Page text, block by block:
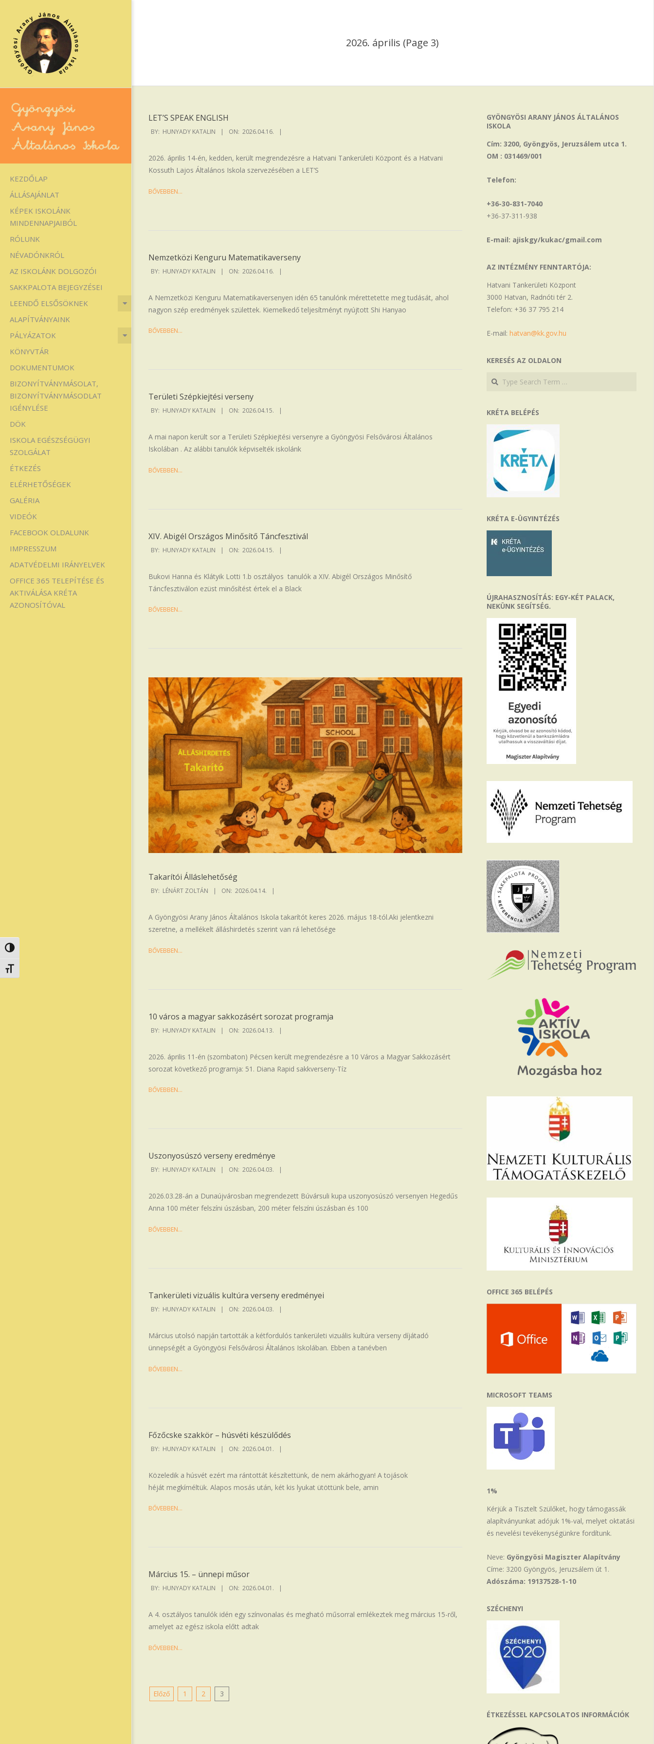
Nagy kontraszt váltása
Betűméret váltása
content
Gyöngyösi
Arany
János
Általános
Iskola
Primary
Navigation
Menu
KEZDŐLAP
ÁLLÁSAJÁNLAT
KÉPEK ISKOLÁNK
MINDENNAPJAIBÓL
RÓLUNK
NÉVADÓNKRÓL
AZ ISKOLÁNK DOLGOZÓI
SAKKPALOTA BEJEGYZÉSEI
LEENDŐ ELSŐSÖKNEK
ALAPÍTVÁNYAINK
PÁLYÁZATOK
KÖNYVTÁR
DOKUMENTUMOK
BIZONYÍTVÁNYMÁSOLAT,
BIZONYÍTVÁNYMÁSODLAT
IGÉNYLÉSE
DÖK
ISKOLA EGÉSZSÉGÜGYI
SZOLGÁLAT
ÉTKEZÉS
ELÉRHETŐSÉGEK
GALÉRIA
VIDEÓK
FACEBOOK OLDALUNK
IMPRESSZUM
ADATVÉDELMI IRÁNYELVEK
OFFICE 365 TELEPÍTÉSE ÉS
AKTIVÁLÁSA KRÉTA
AZONOSÍTÓVAL
2026. április (Page 3)
LET’S SPEAK ENGLISH
2026-
BY: HUNYADY KATALIN ON: 2026.04.16.
2026. április 14-én, kedden, került megrendezésre a Hatvani Tankerületi Központ és a Hatvani
Kossuth Lajos Általános Iskola szervezésében a LET’S
BŐVEBBEN…
Nemzetközi Kenguru Matematikaverseny
2026-
BY: HUNYADY KATALIN ON: 2026.04.16.
A Nemzetközi Kenguru Matematikaversenyen idén 65 tanulónk mérettetette meg tudását, ahol
nagyon szép eredmények születtek. Kiemelkedő teljesítményt nyújtott Shi Hanyao
BŐVEBBEN…
Területi Szépkiejtési verseny
2026-
BY: HUNYADY KATALIN ON: 2026.04.15.
A mai napon került sor a Területi Szépkiejtési versenyre a Gyöngyösi Felsővárosi Általános
Iskolában . Az alábbi tanulók képviselték iskolánk
BŐVEBBEN…
XIV. Abigél Országos Minősítő Táncfesztivál
2026-
BY: HUNYADY KATALIN ON: 2026.04.15.
Bukovi Hanna és Klátyik Lotti 1.b osztályos tanulók a XIV. Abigél Országos Minősítő
Táncfesztiválon ezüst minősítést értek el a Black
BŐVEBBEN…
Takarítói Álláslehetőség
2026-
BY: LÉNÁRT ZOLTÁN ON: 2026.04.14.
A Gyöngyösi Arany János Általános Iskola takarítót keres 2026. május 18-tól.Aki jelentkezni
szeretne, a mellékelt álláshirdetés szerint van rá lehetősége
BŐVEBBEN…
10 város a magyar sakkozásért sorozat programja
2026-
BY: HUNYADY KATALIN ON: 2026.04.13.
2026. április 11-én (szombaton) Pécsen került megrendezésre a 10 Város a Magyar Sakkozásért
sorozat következő programja: 51. Diana Rapid sakkverseny-Tíz
BŐVEBBEN…
Uszonyosúszó verseny eredménye
2026-
BY: HUNYADY KATALIN ON: 2026.04.03.
2026.03.28-án a Dunaújvárosban megrendezett Búvársuli kupa uszonyosúszó versenyen Hegedűs
Anna 100 méter felszíni úszásban, 200 méter felszíni úszásban és 100
BŐVEBBEN…
Tankerületi vizuális kultúra verseny eredményei
2026-
BY: HUNYADY KATALIN ON: 2026.04.03.
Március utolsó napján tartották a kétfordulós tankerületi vizuális kultúra verseny díjátadó
ünnepségét a Gyöngyösi Felsővárosi Általános Iskolában. Ebben a tanévben
BŐVEBBEN…
Főzőcske szakkör – húsvéti készülődés
2026-
BY: HUNYADY KATALIN ON: 2026.04.01.
Közeledik a húsvét ezért ma rántottát készítettünk, de nem akárhogyan! A tojások
héját megkíméltük. Alapos mosás után, két kis lyukat ütöttünk bele, amin
BŐVEBBEN…
Március 15. – ünnepi műsor
2026-
BY: HUNYADY KATALIN ON: 2026.04.01.
A 4. osztályos tanulók idén egy színvonalas és megható műsorral emlékeztek meg március 15-ről,
amelyet az egész iskola előtt adtak
BŐVEBBEN…
Bejegyzések
lapozása
Előző 1 2 3
GYÖNGYÖSI ARANY JÁNOS ÁLTALÁNOS
ISKOLA
Cím: 3200, Gyöngyös, Jeruzsálem utca 1.
OM : 031469/001
Telefon:
+36-30-831-7040
+36-37-311-938
E-mail: ajiskgy/kukac/gmail.com
AZ INTÉZMÉNY FENNTARTÓJA:
Hatvani Tankerületi Központ
3000 Hatvan, Radnóti tér 2.
Telefon: +36 37 795 214
E-mail:hatvan@kk.gov.hu
KERESÉS AZ OLDALON
Search
Search
KRÉTA BELÉPÉS
KRÉTA E-ÜGYINTÉZÉS
ÚJRAHASZNOSÍTÁS: EGY-KÉT PALACK,
NEKÜNK SEGÍTSÉG.
OFFICE 365 BELÉPÉS
MICROSOFT TEAMS
1%
Kérjük a Tisztelt Szülőket, hogy támogassák
alapítványunkat adójuk 1%-val, melyet oktatási
és nevelési tevékenységünkre fordítunk.
Neve: Gyöngyösi Magiszter Alapítvány
Címe: 3200 Gyöngyös, Jeruzsálem út 1.
Adószáma: 19137528-1-10
SZÉCHENYI
ÉTKEZÉSSEL KAPCSOLATOS INFORMÁCIÓK